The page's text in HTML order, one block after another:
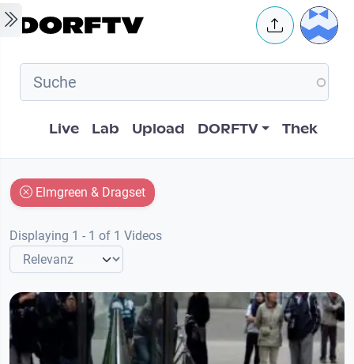
Skip to main content User
Hauptnavigation
Live Lab Upload DORFTV Thek
Elmgreen & Dragset
Displaying 1 - 1 of 1 Videos